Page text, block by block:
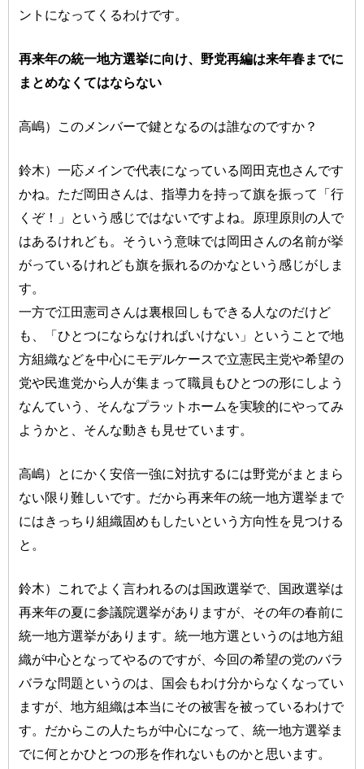
ントになってくるわけです。
再来年の統一地方選挙に向け、野党再編は来年春までに
まとめなくてはならない
高嶋）このメンバーで鍵となるのは誰なのですか？
鈴木）一応メインで代表になっている岡田克也さんです
かね。ただ岡田さんは、指導力を持って旗を振って「行
くぞ！」という感じではないですよね。原理原則の人で
はあるけれども。そういう意味では岡田さんの名前が挙
がっているけれども旗を振れるのかなという感じがしま
す。
一方で江田憲司さんは裏根回しもできる人なのだけど
も、「ひとつにならなければいけない」ということで地
方組織などを中心にモデルケースで立憲民主党や希望の
党や民進党から人が集まって職員もひとつの形にしよう
なんていう、そんなプラットホームを実験的にやってみ
ようかと、そんな動きも見せています。
高嶋）とにかく安倍一強に対抗するには野党がまとまら
ない限り難しいです。だから再来年の統一地方選挙まで
にはきっちり組織固めもしたいという方向性を見つける
と。
鈴木）これでよく言われるのは国政選挙で、国政選挙は
再来年の夏に参議院選挙がありますが、その年の春前に
統一地方選挙があります。統一地方選というのは地方組
織が中心となってやるのですが、今回の希望の党のバラ
バラな問題というのは、国会もわけ分からなくなってい
ますが、地方組織は本当にその被害を被っているわけで
す。だからこの人たちが中心になって、統一地方選挙ま
でに何とかひとつの形を作れないものかと思います。